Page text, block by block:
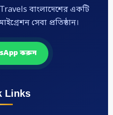
বাংলাদেশের একটি
সেবা প্রতিষ্ঠান।
করুন
Links